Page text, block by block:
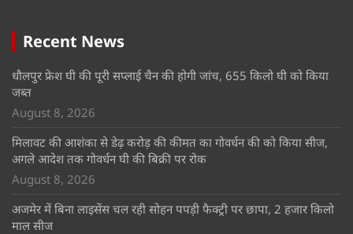
Recent News
धौलपुर फ्रेश घी की पूरी सप्लाई चैन की होगी जांच, 655 किलो घी को किया
जब्त
August 8, 2026
मिलावट की आशंका से डेढ़ करोड़ की कीमत का गोवर्धन की को किया सीज,
अगले आदेश तक गोवर्धन घी की बिक्री पर रोक
August 8, 2026
अजमेर में बिना लाइसेंस चल रही सोहन पपड़ी फैक्ट्री पर छापा, 2 हजार किलो
माल सीज